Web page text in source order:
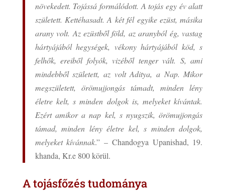
növekedett. Tojássá formálódott. A tojás egy év alatt
született. Kettéhasadt. A két fél egyike ezüst, másika
arany volt. Az ezüstből föld, az aranyból ég, vastag
hártyájából hegységek, vékony hártyájából köd, s
felhők, ereiből folyók, vizéből tenger vált. S, ami
mindebből született, az volt Aditya, a Nap. Mikor
megszületett, örömujjongás támadt, minden lény
életre kelt, s minden dolgok is, melyeket kívántak.
Ezért amikor a nap kel, s nyugszik, örömujjongás
támad, minden lény életre kel, s minden dolgok,
melyeket kívánnak.” – Chandogya Upanishad, 19.
khanda, Kr.e 800 körül.
A tojásfőzés tudománya